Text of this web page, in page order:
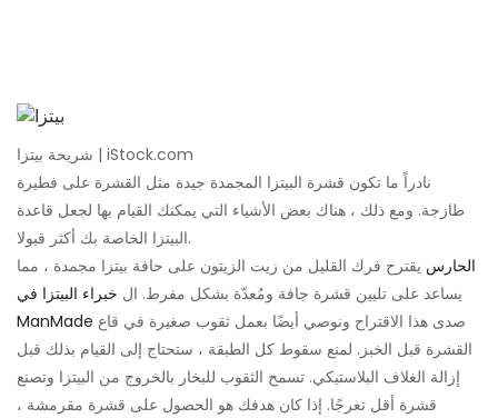
شريحة بيتزا | iStock.com
نادراً ما تكون قشرة البيتزا المجمدة جيدة مثل القشرة على فطيرة
طازجة. ومع ذلك ، هناك بعض الأشياء التي يمكنك القيام بها لجعل قاعدة
البيتزا الخاصة بك أكثر قبولا.
الحارس يقترح فرك القليل من زيت الزيتون على حافة بيتزا مجمدة ، مما
يساعد على تليين قشرة جافة ومُعدّة بشكل مفرط. ال خبراء البيتزا في
ManMade
القشرة قبل الخبز. لمنع سقوط كل الطبقة ، ستحتاج إلى القيام بذلك قبل
إزالة الغلاف البلاستيكي. تسمح الثقوب للبخار بالخروج من البيتزا وتصنع
قشرة أقل تعرجًا. إذا كان هدفك هو الحصول على قشرة مقرمشة ،